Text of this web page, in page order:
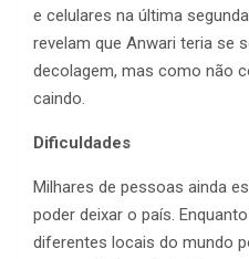
e celulares na última
revelam que Anwari teria se
decolagem, mas como não
caindo.
Dificuldades
Milhares de pessoas ainda
poder deixar o país.
diferentes locais do mundo